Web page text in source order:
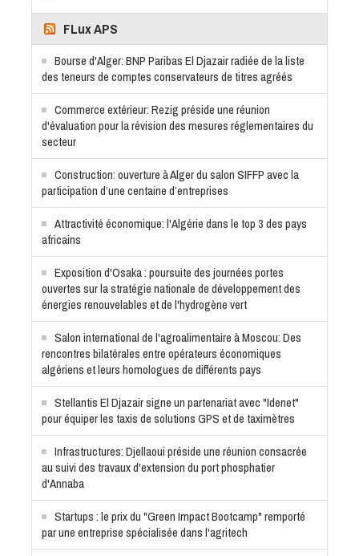
FLux APS
Bourse d'Alger: BNP Paribas El Djazair radiée de la liste
des teneurs de comptes conservateurs de titres agréés
Commerce extérieur: Rezig préside une réunion
d'évaluation pour la révision des mesures réglementaires du
secteur
Construction: ouverture à Alger du salon SIFFP avec la
participation d’une centaine d’entreprises
Attractivité économique: l'Algérie dans le top 3 des pays
africains
Exposition d'Osaka : poursuite des journées portes
ouvertes sur la stratégie nationale de développement des
énergies renouvelables et de l'hydrogène vert
Salon international de l'agroalimentaire à Moscou: Des
rencontres bilatérales entre opérateurs économiques
algériens et leurs homologues de différents pays
Stellantis El Djazair signe un partenariat avec "Idenet"
pour équiper les taxis de solutions GPS et de taximètres
Infrastructures: Djellaoui préside une réunion consacrée
au suivi des travaux d'extension du port phosphatier
d'Annaba
Startups : le prix du "Green Impact Bootcamp" remporté
par une entreprise spécialisée dans l'agritech